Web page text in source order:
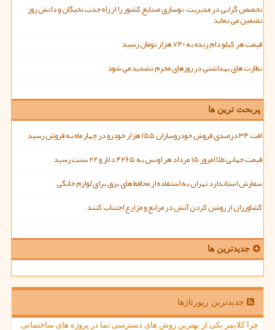
تخصص گرایی در مدیریت، نوسازی صنایع کشور را از راه جذب نخبگان و دانش روز
تضمین می نماید
قیمت هر کیلو دام زنده به ۷۴۰ هزار تومان رسید
نظارت های بهداشتی در روزهای محرم تشدید می شود
پربحث ترین ها
افت ۳۴ درصدی فروش خودروسازان ۱۵۵ هزار خودرو در چهار ماه به فروش رسید
قیمت جهانی طلا امروز ۱۵ مرداد هر اونس به ۴۲۶۵ دلار و ۲۲ سنت رسید
سفارش استاندارد تهران به استفاده از محافظ های برق برای لوازم خانگی
کشاورزان از روشن کردن آتش در مراتع و مزارع اجتناب کنند
جدیدترین ها
جدیدترین رپورتاژها
چرا کلایمر یکی از بهترین روش های دسترسی نما در پروژه های ساختمانی